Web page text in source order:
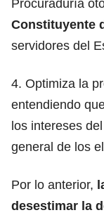
Procuraduría
Constituyente
servidores del
4. Optimiza la
entendiendo
los intereses
general de los
Por lo anterior,
desestimar la